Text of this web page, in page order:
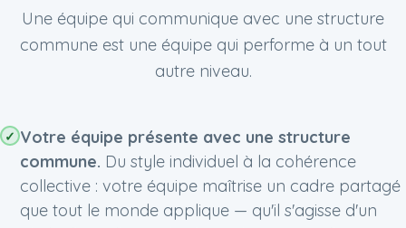
Une équipe qui communique avec une structure
commune est une équipe qui performe à un tout
autre niveau.
Votre équipe présente avec une structure
commune. Du style individuel à la cohérence
collective : votre équipe maîtrise un cadre partagé
que tout le monde applique — qu'il s'agisse d'un